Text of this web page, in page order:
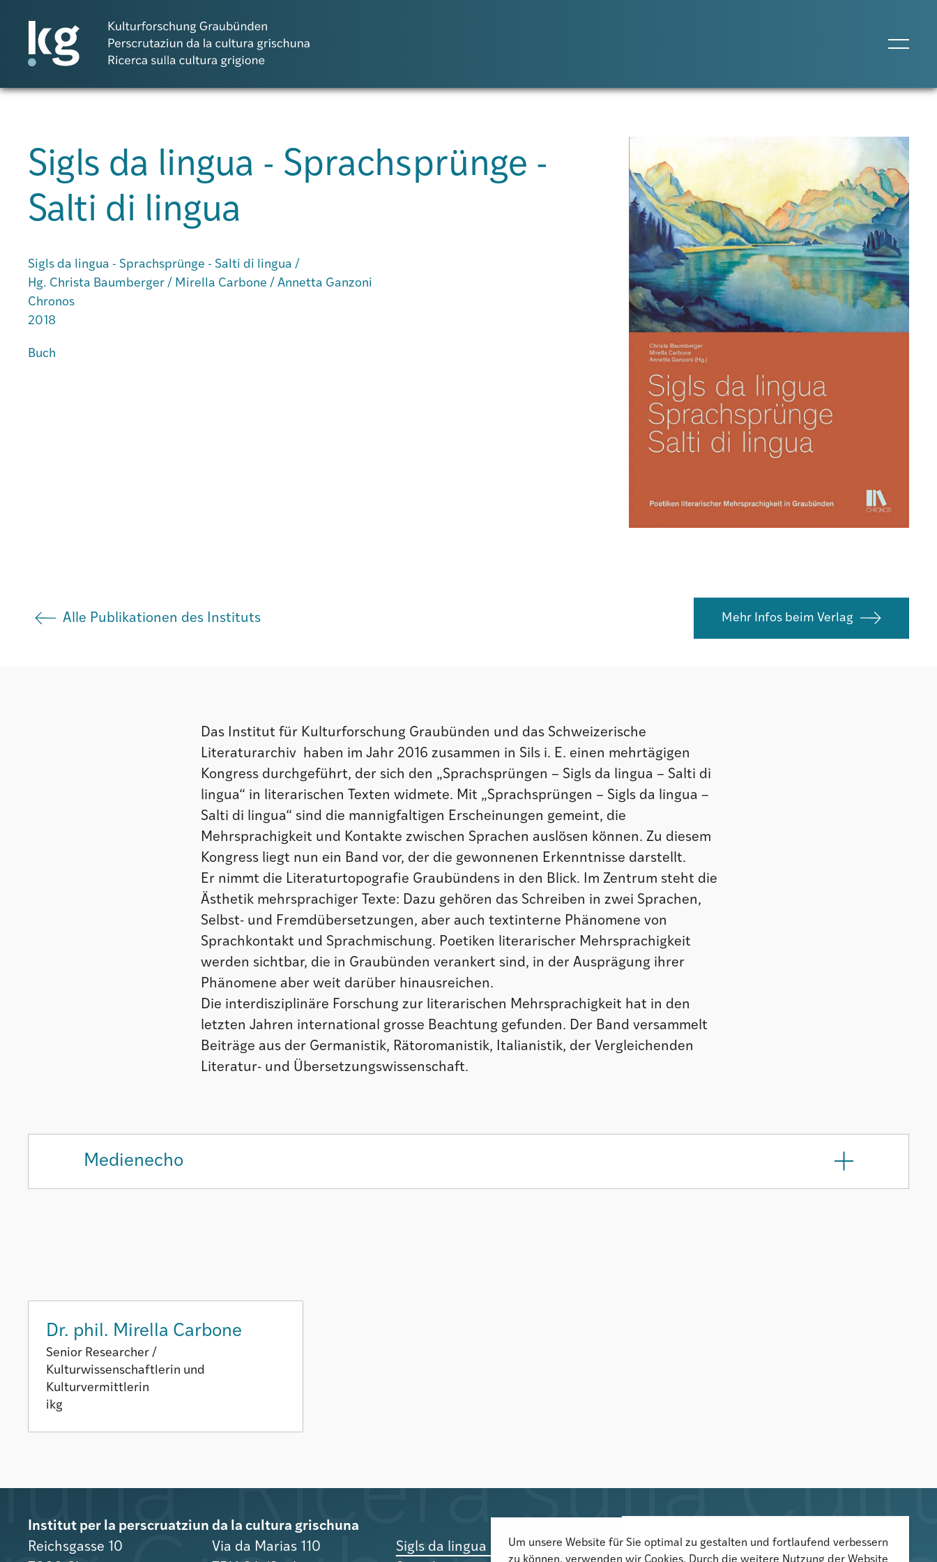
Projects
Publicaziuns
Persunas
Agenda
Institut
Sigls da lingua - Sprachsprünge -
Salti di lingua
Sigls da lingua - Sprachsprünge - Salti di lingua /
Hg. Christa Baumberger / Mirella Carbone / Annetta Ganzoni
Chronos
2018
Buch
Alle Publikationen des Instituts Mehr Infos beim Verlag
Das Institut für Kulturforschung Graubünden und das Schweizerische
Literaturarchiv haben im Jahr 2016 zusammen in Sils i. E. einen mehrtägigen
Kongress durchgeführt, der sich den „Sprachsprüngen – Sigls da lingua – Salti di
lingua“ in literarischen Texten widmete. Mit „Sprachsprüngen – Sigls da lingua –
Salti di lingua“ sind die mannigfaltigen Erscheinungen gemeint, die
Mehrsprachigkeit und Kontakte zwischen Sprachen auslösen können. Zu diesem
Kongress liegt nun ein Band vor, der die gewonnenen Erkenntnisse darstellt.
Er nimmt die Literaturtopografie Graubündens in den Blick. Im Zentrum steht die
Ästhetik mehrsprachiger Texte: Dazu gehören das Schreiben in zwei Sprachen,
Selbst- und Fremdübersetzungen, aber auch textinterne Phänomene von
Sprachkontakt und Sprachmischung. Poetiken literarischer Mehrsprachigkeit
werden sichtbar, die in Graubünden verankert sind, in der Ausprägung ihrer
Phänomene aber weit darüber hinausreichen.
Die interdisziplinäre Forschung zur literarischen Mehrsprachigkeit hat in den
letzten Jahren international grosse Beachtung gefunden. Der Band versammelt
Beiträge aus der Germanistik, Rätoromanistik, Italianistik, der Vergleichenden
Literatur- und Übersetzungswissenschaft.
Medienecho
Dr. phil. Mirella Carbone
Senior Researcher /
Kulturwissenschaftlerin und
Kulturvermittlerin
ikg
Institut per la perscruatziun da la cultura grischuna
Reichsgasse 10
Via da Marias 110
Sigls da lingua -
Der Newsletter informiert über
Um unsere Website für Sie optimal zu gestalten und fortlaufend verbessern